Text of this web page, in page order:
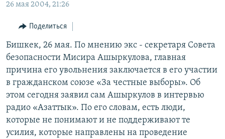
навигации
Вернутся
поиску
УЗБЕКИСТАН
ТАДЖИКИСТАН
НА ДРУГИХ ЯЗЫКАХ
ҚАЗАҚША
КЫРГЫЗЧА
ТОҶИКӢ
TÜRKMENÇE
Все сайты РСЕ/РС
26 мая 2004, 21:26
Поделиться
Бишкек, 26 мая. По мнению экс - секретаря Совета
безопасности Мисира Ашыркулова, главная
причина его увольнения заключается в его участии
в гражданском союзе «За честные выборы». Об
этом сегодня заявил сам Ашыркулов в интервью
радио «Азаттык». По его словам, есть люди,
которые не понимают и не поддерживают те
усилия, которые направлены на проведение